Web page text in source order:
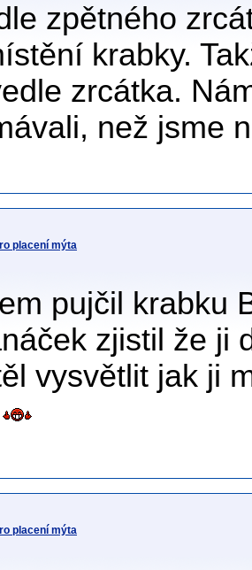
zpětného
krabky.
zrcátka.
než jsme
placení mýta
pujčil krabku
zjistil že ji
vysvětlit jak ji
placení mýta